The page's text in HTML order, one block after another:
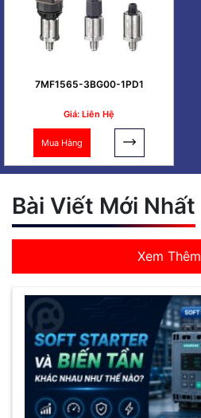
7MF1565-3BG00-1PD1
Giá: Liên Hệ
Mua Hàng
Bài Viết Mới Nhất
Xem Thêm